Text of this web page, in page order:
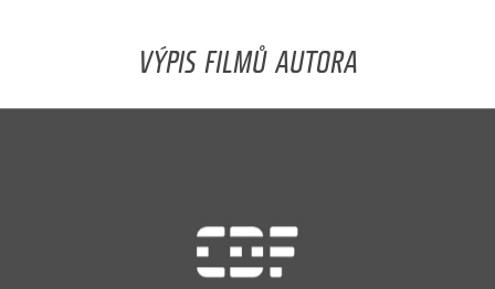
VÝPIS FILMŮ AUTORA